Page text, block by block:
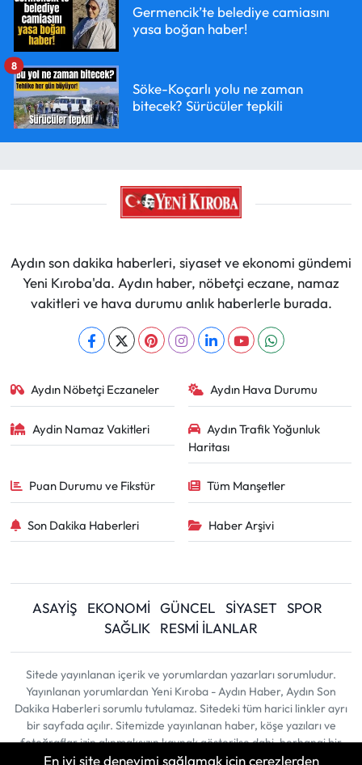
Germencik’te belediye camiasını
yasa boğan haber!
Söke-Koçarlı yolu ne zaman
bitecek? Sürücüler tepkili
8
Aydın son dakika haberleri, siyaset ve ekonomi gündemi
Yeni Kıroba'da. Aydın haber, nöbetçi eczane, namaz
vakitleri ve hava durumu anlık haberlerle burada.
Aydın Nöbetçi Eczaneler Aydın Hava Durumu
Aydin Namaz Vakitleri
Aydın Trafik Yoğunluk
Haritası
Puan Durumu ve Fikstür Tüm Manşetler
Son Dakika Haberleri Haber Arşivi
ASAYİŞ EKONOMİ GÜNCEL SİYASET
SPOR
SAĞLIK
RESMİ İLANLAR
Sitede yayınlanan içerik ve yorumlardan yazarları sorumludur.
Yayınlanan yorumlardan Yeni Kıroba - Aydın Haber, Aydın Son
Dakika Haberleri sorumlu tutulamaz. Sitedeki tüm harici linkler ayrı
bir sayfada açılır. Sitemizde yayınlanan haber, köşe yazıları ve
fotoğraflar izin alınmaksızın kaynak gösterilse dahi, herhangi bir
ortamda kullanılamaz ve yayınlanamaz
En iyi site deneyimi sağlamak için çerezlerden